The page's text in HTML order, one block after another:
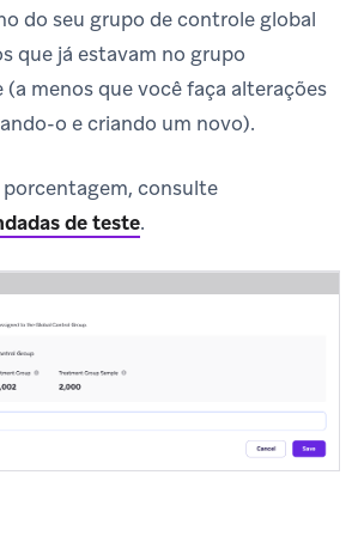
do seu grupo de controle global
que já estavam no grupo
(a menos que você faça alterações
o e criando um novo).
porcentagem, consulte
de teste.